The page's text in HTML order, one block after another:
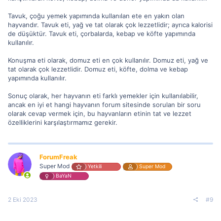
Tavuk, çoğu yemek yapımında kullanılan ete en yakın olan
hayvandır. Tavuk eti, yağ ve tat olarak çok lezzetlidir; ayrıca kalorisi
de düşüktür. Tavuk eti, çorbalarda, kebap ve köfte yapımında
kullanılır.
Konuşma eti olarak, domuz eti en çok kullanılır. Domuz eti, yağ ve
tat olarak çok lezzetlidir. Domuz eti, köfte, dolma ve kebap
yapımında kullanılır.
Sonuç olarak, her hayvanın eti farklı yemekler için kullanılabilir,
ancak en iyi et hangi hayvanın forum sitesinde sorulan bir soru
olarak cevap vermek için, bu hayvanların etinin tat ve lezzet
özelliklerini karşılaştırmamız gerekir.
ForumFreak
Super Mod Yetkili
Super Mod
BaYaN
2 Eki 2023 #9